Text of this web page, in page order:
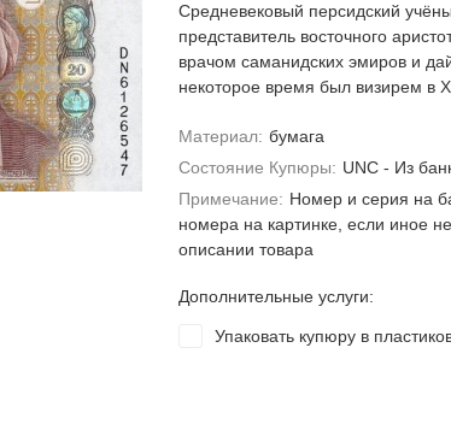
Средневековый персидский
представитель восточного
врачом саманидских эмиров и
некоторое время был визирем в
Материал: бумага
Состояние Купюры: UNC - Из
Примечание: Номер и серия на
номера на картинке, если иное
описании товара
Дополнительные услуги:
Упаковать купюру в